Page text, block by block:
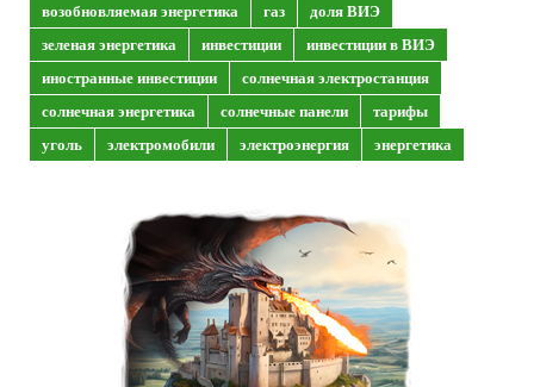
возобновляемая энергетика
газ
доля ВИЭ
зеленая энергетика
инвестиции
инвестиции в ВИЭ
иностранные инвестиции
солнечная электростанция
солнечная энергетика
солнечные панели
тарифы
уголь
электромобили электроэнергия энергетика